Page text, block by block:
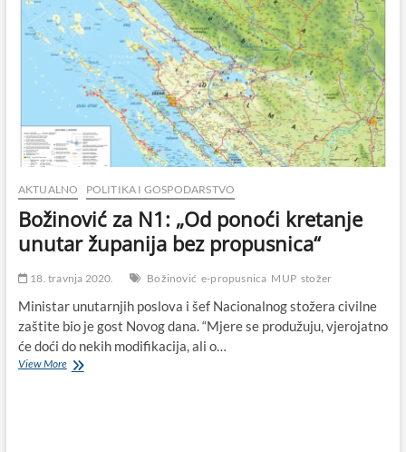
AKTUALNO POLITIKA I GOSPODARSTVO
Božinović za N1: „Od ponoći kretanje
unutar županija bez propusnica“
18. travnja 2020. Božinović e-propusnica MUP stožer
Ministar unutarnjih poslova i šef Nacionalnog stožera civilne
zaštite bio je gost Novog dana. “Mjere se produžuju, vjerojatno
će doći do nekih modifikacija, ali o…
View MoreBožinović